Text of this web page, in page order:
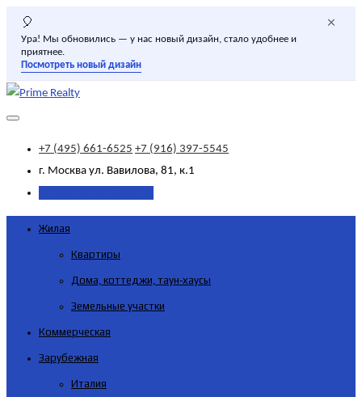
🎈
Ура! Мы обновились — у нас новый дизайн, стало удобнее и
приятнее.
Посмотреть новый дизайн
×
+7 (495) 661-6525 +7 (916) 397-5545
г. Москва ул. Вавилова, 81, к.1
Жилая
Квартиры
Дома, коттеджи, таун-хаусы
Земельные участки
Коммерческая
Зарубежная
Италия